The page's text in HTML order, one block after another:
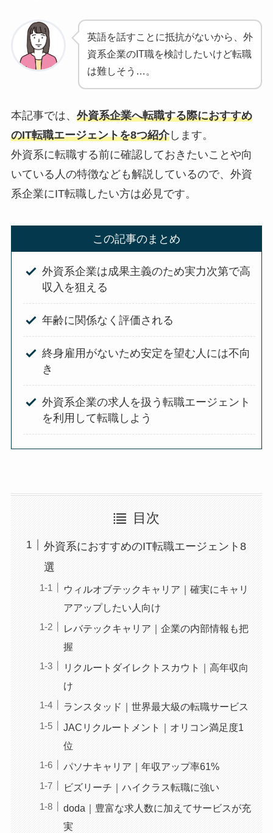
英語を話すことに抵抗がないから、外
資系企業のIT職を検討したいけど転職
は難しそう…。
本記事では、 外資系企業へ転職する際におすすめ
のIT転職エージェントを8つ紹介します。
外資系に転職する前に確認しておきたいことや向
いている人の特徴なども解説しているので、外資
系企業にIT転職したい方は必見です。
この記事のまとめ
外資系企業は成果主義のため実力次第で高
収入を狙える
年齢に関係なく評価される
終身雇用がないため安定を望む人には不向
き
外資系企業の求人を扱う転職エージェント
を利用して転職しよう
目次
外資系におすすめのIT転職エージェント8
選
ウィルオブテックキャリア｜確実にキャリ
アアップしたい人向け
レバテックキャリア｜企業の内部情報も把
握
リクルートダイレクトスカウト｜高年収向
け
ランスタッド｜世界最大級の転職サービス
JACリクルートメント｜オリコン満足度1
位
パソナキャリア｜年収アップ率61%
ビズリーチ｜ハイクラス転職に強い
doda｜豊富な求人数に加えてサービスが充
実